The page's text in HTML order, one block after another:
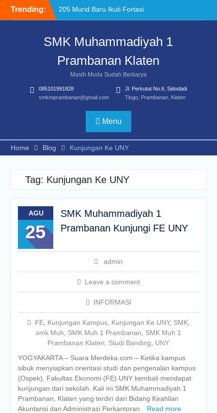
Trending:
205 Murid Baru Ikuti Fortasi
dan MPLS, SMK
Prambanan Klaten Perkuat
Anak
dalam Mencetak Lulusan
Kompeten dan Siap Kerja
“Pesantren Ramadan”
Sebagai Momentum
Bermuhasabah dan
Perbaikan Diri
SMK Muhammadiyah 1
Prambanan Klaten
Masih Muda Sudah Berkarya
085101991828
smkmprambanan@gmail.com
Jl. Perkutut No.6, Sidodadi
Tlogo, Prambanan, Klaten
Menu
Home Blog Kunjungan Ke UNY
Tag: Kunjungan Ke UNY
AGU
25
SMK Muhammadiyah 1
Prambanan Kunjungi FE UNY
admin
Leave a comment
INFORMASI
FE, Kunjungan Kampus, Kunjungan Ke UNY, SMK,
smk Muh
SMK Muh 1 Prambanan
SMK Muh 1
Prambanan Klaten
Studi Banding
UNY
YOGYAKARTA – Suara Merdeka.com – Ketika kampus
sibuk menyiapkan orientasi studi dan pengenalan kampus
(Ospek), Fakultas Ekonomi (FE) UNY kembali mendapat
kunjungan dari sekolah. Kali ini SMK Muhammadiyah 1
Prambanan, Klaten yang terdiri dari Bidang Keahlian
Akuntansi dan Administrasi Perkantoran
Read more